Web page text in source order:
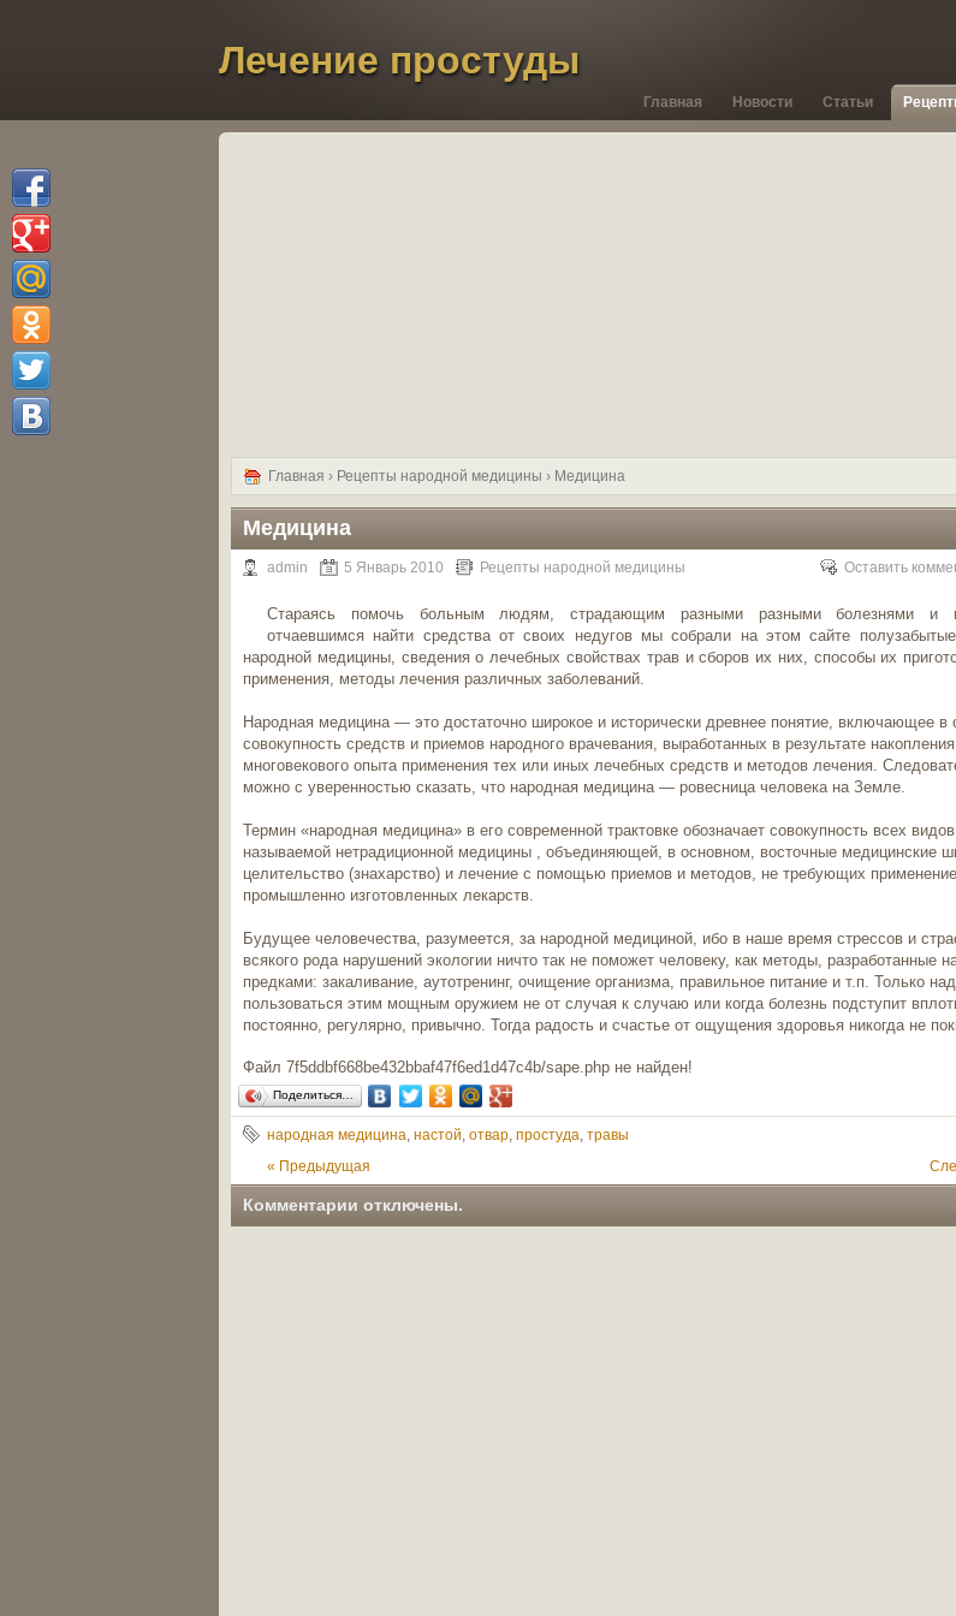
Лечение простуды
Статьи
Новости
Главная
Главная › Рецепты народной медицины › Медицина
Медицина
admin 5 Январь 2010 Рецепты народной медицины Оставить
Стараясь помочь больным людям, страдающим разными разными болезнями и
отчаевшимся найти средства от своих недугов мы собрали на этом сайте
народной медицины, сведения о лечебных свойствах трав и сборов их них, способы их
применения, методы лечения различных заболеваний.
Народная медицина — это достаточно широкое и исторически древнее понятие, включающее в
совокупность средств и приемов народного врачевания, выработанных в результате накопления
многовекового опыта применения тех или иных лечебных средств и методов лечения.
можно с уверенностью сказать, что народная медицина — ровесница человека на Земле.
Термин «народная медицина» в его современной трактовке обозначает совокупность всех
называемой нетрадиционной медицины , объединяющей, в основном, восточные медицинские
целительство (знахарство) и лечение с помощью приемов и методов, не требующих применение
промышленно изготовленных лекарств.
Будущее человечества, разумеется, за народной медициной, ибо в наше время стрессов и
всякого рода нарушений экологии ничто так не поможет человеку, как методы, разработанные
предками: закаливание, аутотренинг, очищение организма, правильное питание и т.п. Только
пользоваться этим мощным оружием не от случая к случаю или когда болезнь подступит
постоянно, регулярно, привычно. Тогда радость и счастье от ощущения здоровья никогда не
Файл 7f5ddbf668be432bbaf47f6ed1d47c4b/sape.php не найден!
Поделиться…
народная медицина, настой, отвар, простуда, травы
« Предыдущая
Комментарии отключены.